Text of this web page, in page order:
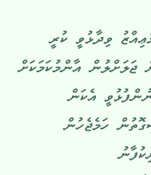
ވިދާޅުވީ ކުރީ
އާންމުކަމަކަށް
އެކަން
ހަމެޖެހުން